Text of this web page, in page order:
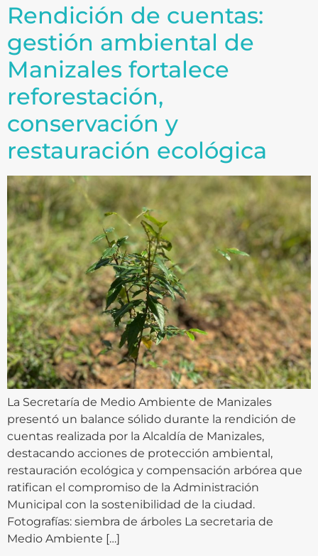
Rendición de cuentas:
gestión ambiental de
Manizales fortalece
reforestación,
conservación y
restauración ecológica
La Secretaría de Medio Ambiente de Manizales
presentó un balance sólido durante la rendición de
cuentas realizada por la Alcaldía de Manizales,
destacando acciones de protección ambiental,
restauración ecológica y compensación arbórea que
ratifican el compromiso de la Administración
Municipal con la sostenibilidad de la ciudad.
Fotografías: siembra de árboles La secretaria de
Medio Ambiente […]